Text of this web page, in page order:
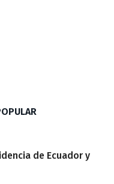
de Ecuador y